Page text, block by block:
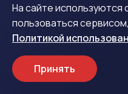
Как получить
1
Заявка
На сайте
пользоваться
Политикой
Принять